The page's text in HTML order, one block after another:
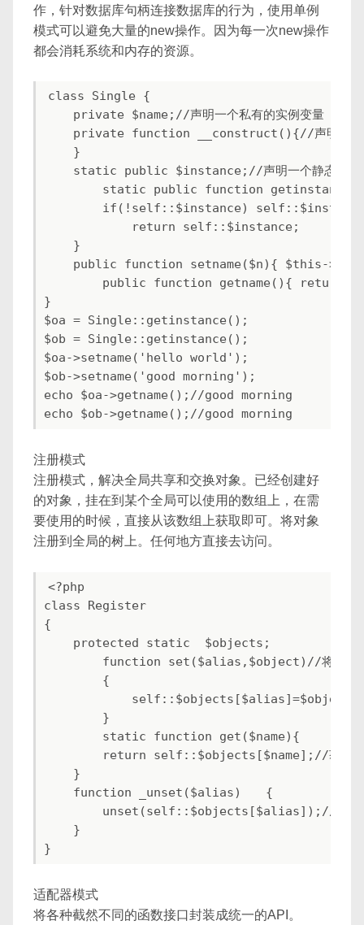
作，针对数据库句柄连接数据库的行为，使用单例
模式可以避免大量的new操作。因为每一次new操作
都会消耗系统和内存的资源。
class Single {
    private $name;//声明一个私有的实例变量
private function __construct(){//声明私有
    }
static public $instance;//声明一个静态变量
static public function
if(!self::$instance)
            return self::$instance;
    }
public function setname($n){ $this-
public function getname(){ return
}
$oa = Single::getinstance();
$ob = Single::getinstance();
$oa->setname('hello world');
$ob->setname('good morning');
echo $oa->getname();//good morning
注册模式
注册模式，解决全局共享和交换对象。已经创建好
的对象，挂在到某个全局可以使用的数组上，在需
要使用的时候，直接从该数组上获取即可。将对象
注册到全局的树上。任何地方直接去访问。
<?php
class Register
{
    protected static  $objects;
function set($alias,$object)//将对象
        {
        }
        static function get($name){
return self::$objects[$name];//获取某
    }
    function _unset($alias)　　{
unset(self::$objects[$alias]);//移除某
    }
适配器模式
将各种截然不同的函数接口封装成统一的API。